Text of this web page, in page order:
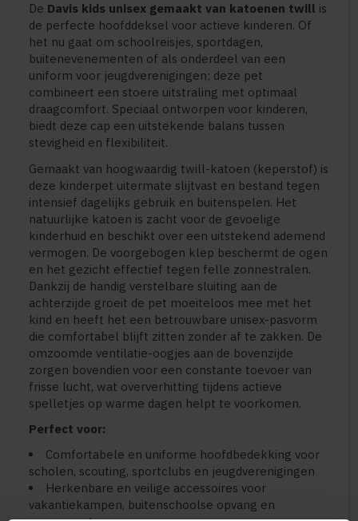
De Davis kids unisex gemaakt van katoenen twill is
de perfecte hoofddeksel voor actieve kinderen. Of
het nu gaat om schoolreisjes, sportdagen,
buitenevenementen of als onderdeel van een
uniform voor jeugdverenigingen; deze pet
combineert een stoere uitstraling met optimaal
draagcomfort. Speciaal ontworpen voor kinderen,
biedt deze cap een uitstekende balans tussen
stevigheid en flexibiliteit.
Gemaakt van hoogwaardig twill-katoen (keperstof) is
deze kinderpet uitermate slijtvast en bestand tegen
intensief dagelijks gebruik en buitenspelen. Het
natuurlijke katoen is zacht voor de gevoelige
kinderhuid en beschikt over een uitstekend ademend
vermogen. De voorgebogen klep beschermt de ogen
en het gezicht effectief tegen felle zonnestralen.
Dankzij de handig verstelbare sluiting aan de
achterzijde groeit de pet moeiteloos mee met het
kind en heeft het een betrouwbare unisex-pasvorm
die comfortabel blijft zitten zonder af te zakken. De
omzoomde ventilatie-oogjes aan de bovenzijde
zorgen bovendien voor een constante toevoer van
frisse lucht, wat oververhitting tijdens actieve
spelletjes op warme dagen helpt te voorkomen.
Perfect voor:
Comfortabele en uniforme hoofdbedekking voor
scholen, scouting, sportclubs en jeugdverenigingen
Herkenbare en veilige accessoires voor
vakantiekampen, buitenschoolse opvang en